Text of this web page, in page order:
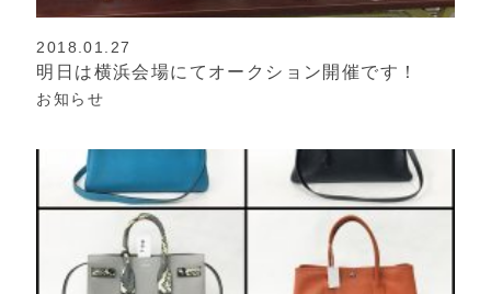
2018.01.27
明日は横浜会場にてオークション開催です！
お知らせ